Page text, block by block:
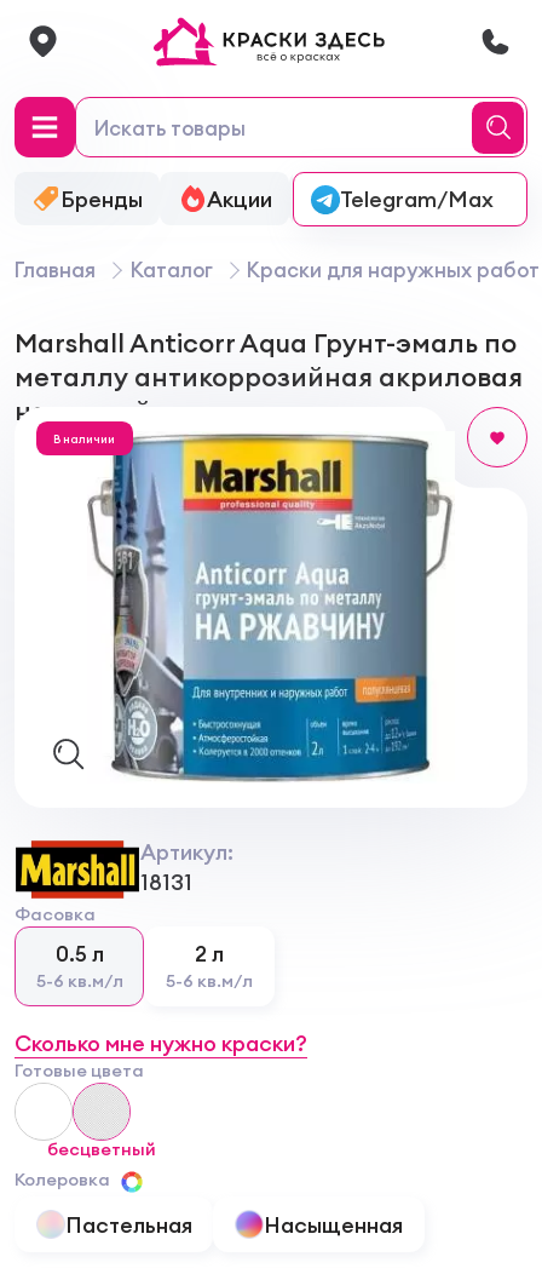
Бренды Акции Онлайн-колеровка
Telegram/Max
Главная Каталог Краски для наружных работ
Marshall Anticorr Aqua Грунт-эмаль по
металлу антикоррозийная акриловая
на водной основе
В наличии
Артикул:
18131
Фасовка
0.5 л
5-6 кв.м/л
2 л
5-6 кв.м/л
Сколько мне нужно краски?
Готовые цвета
бесцветный
Колеровка
Пастельная Насыщенная